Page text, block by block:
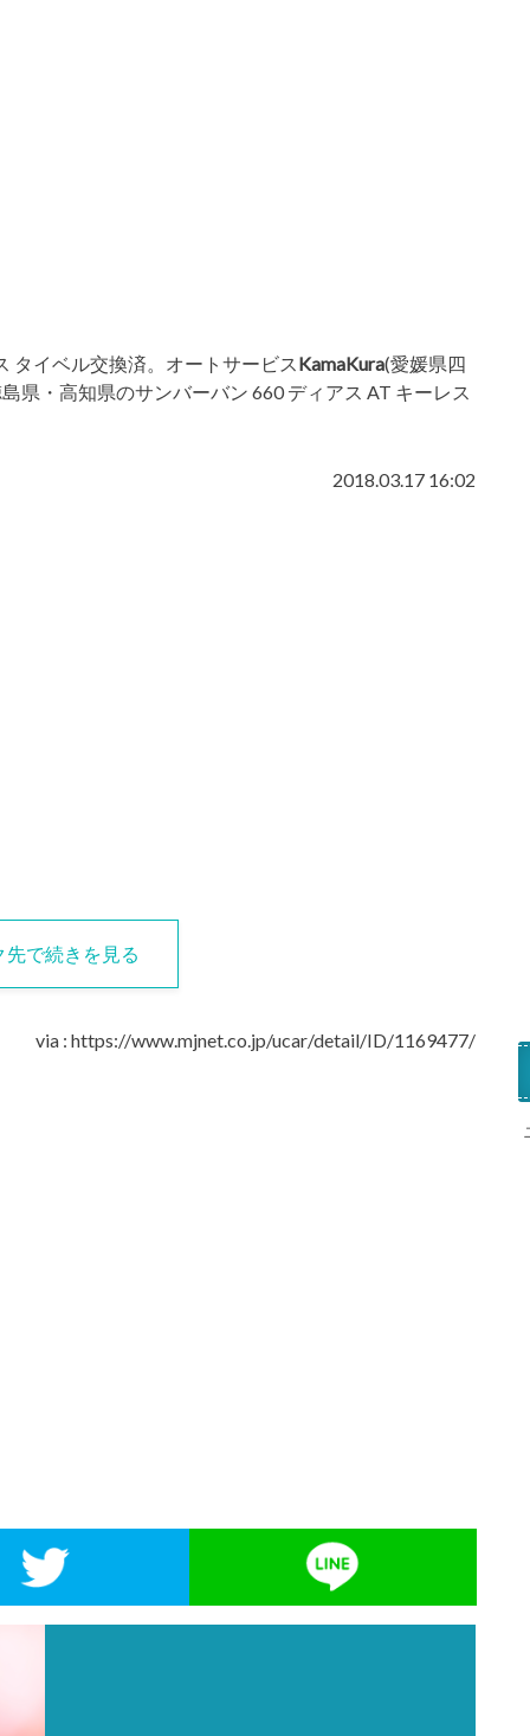
タイベル交換済。オートサービス KamaKura(愛媛県四
県・高知県のサンバーバン 660 ディアス AT キーレス
2018.03.17 16:02
先で続きを見る
via : https://www.mjnet.co.jp/ucar/detail/ID/1169477/
ェア Twitterでシェア